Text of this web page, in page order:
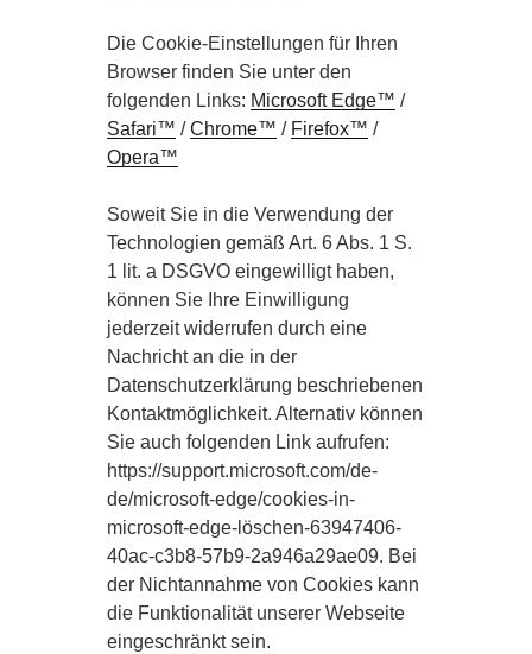
Die Cookie-Einstellungen für Ihren
Browser finden Sie unter den
folgenden Links: Microsoft Edge™ /
Safari™ /Chrome™ / Firefox™ /
Opera™
Soweit Sie in die Verwendung der
Technologien gemäß Art. 6 Abs. 1 S.
1 lit. a DSGVO eingewilligt haben,
können Sie Ihre Einwilligung
jederzeit widerrufen durch eine
Nachricht an die in der
Datenschutzerklärung beschriebenen
Kontaktmöglichkeit. Alternativ können
Sie auch folgenden Link aufrufen:
https://support.microsoft.com/de-
de/microsoft-edge/cookies-in-
microsoft-edge-löschen-63947406-
40ac-c3b8-57b9-2a946a29ae09. Bei
der Nichtannahme von Cookies kann
die Funktionalität unserer Webseite
eingeschränkt sein.